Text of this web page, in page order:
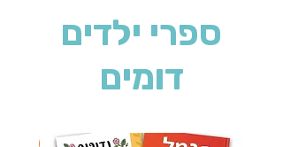
ספרי ילדים
דומים